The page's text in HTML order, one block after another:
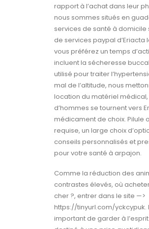
rapport à l’achat dans leur
nous sommes situés en
services de santé à
de services paypal d’Eriacta
vous préférez un temps
incluent la sécheresse
utilisé pour traiter
mal de l’altitude, nous
location du matériel médical,
d’hommes se tournent vers
médicament de choix. Pilule
requise, un large choix
conseils personnalisés et
pour votre santé à arpajon.
Comme la réduction des
contrastes élevés, où
cher ?, entrer dans le site —>
https://tinyurl.com/yckcypuk.
important de garder à l’esprit